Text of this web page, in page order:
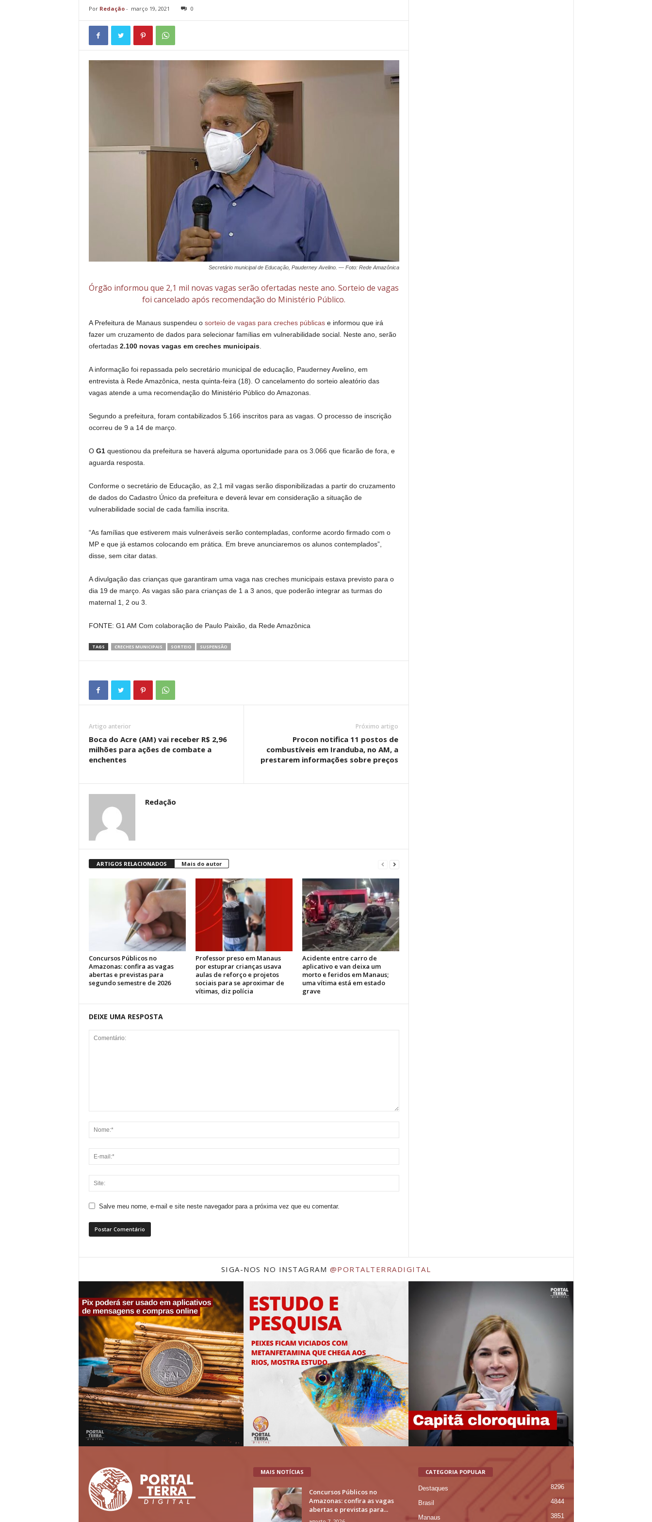
Por Redação- março 19, 2021 0
Secretário municipal de Educação, Pauderney Avelino. — Foto: Rede Amazônica
Órgão informou que 2,1 mil novas vagas serão ofertadas neste ano. Sorteio de vagas
foi cancelado após recomendação do Ministério Público.
A Prefeitura de Manaus suspendeu o sorteio de vagas para creches públicase informou que irá
fazer um cruzamento de dados para selecionar famílias em vulnerabilidade social. Neste ano, serão
ofertadas 2.100 novas vagas em creches municipais.
A informação foi repassada pelo secretário municipal de educação, Pauderney Avelino, em
entrevista à Rede Amazônica, nesta quinta-feira (18). O cancelamento do sorteio aleatório das
vagas atende a uma recomendação do Ministério Público do Amazonas.
Segundo a prefeitura, foram contabilizados 5.166 inscritos para as vagas. O processo de inscrição
ocorreu de 9 a 14 de março.
O G1 questionou da prefeitura se haverá alguma oportunidade para os 3.066 que ficarão de fora, e
aguarda resposta.
Conforme o secretário de Educação, as 2,1 mil vagas serão disponibilizadas a partir do cruzamento
de dados do Cadastro Único da prefeitura e deverá levar em consideração a situação de
vulnerabilidade social de cada família inscrita.
“As famílias que estiverem mais vulneráveis serão contempladas, conforme acordo firmado com o
MP e que já estamos colocando em prática. Em breve anunciaremos os alunos contemplados”,
disse, sem citar datas.
A divulgação das crianças que garantiram uma vaga nas creches municipais estava previsto para o
dia 19 de março. As vagas são para crianças de 1 a 3 anos, que poderão integrar as turmas do
maternal 1, 2 ou 3.
FONTE: G1 AM Com colaboração de Paulo Paixão, da Rede Amazônica
TAGS CRECHES MUNICIPAIS SORTEIO SUSPENSÃO
Artigo anterior
Boca do Acre (AM) vai receber R$ 2,96
milhões para ações de combate a
enchentes
Próximo artigo
Procon notifica 11 postos de
combustíveis em Iranduba, no AM, a
prestarem informações sobre preços
Redação
ARTIGOS RELACIONADOS Mais do autor
Concursos Públicos no
Amazonas: confira as vagas
abertas e previstas para
segundo semestre de 2026
Professor preso em Manaus
por estuprar crianças usava
aulas de reforço e projetos
sociais para se aproximar de
vítimas, diz polícia
Acidente entre carro de
aplicativo e van deixa um
morto e feridos em Manaus;
uma vítima está em estado
grave
DEIXE UMA RESPOSTA
Salve meu nome, e-mail e site neste navegador para a próxima vez que eu comentar.
SIGA-NOS NO INSTAGRAM @PORTALTERRADIGITAL
MAIS NOTÍCIAS
Concursos Públicos no
Amazonas: confira as vagas
abertas e previstas para...
CATEGORIA POPULAR
Destaques 8296
Brasil 4844
Manaus 3851